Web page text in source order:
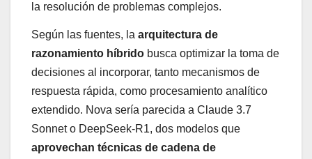
la resolución de problemas complejos.
Según las fuentes, la arquitectura de
razonamiento híbrido busca optimizar la toma de
decisiones al incorporar, tanto mecanismos de
respuesta rápida, como procesamiento analítico
extendido. Nova sería parecida a Claude 3.7
Sonnet o DeepSeek-R1, dos modelos que
aprovechan técnicas de cadena de